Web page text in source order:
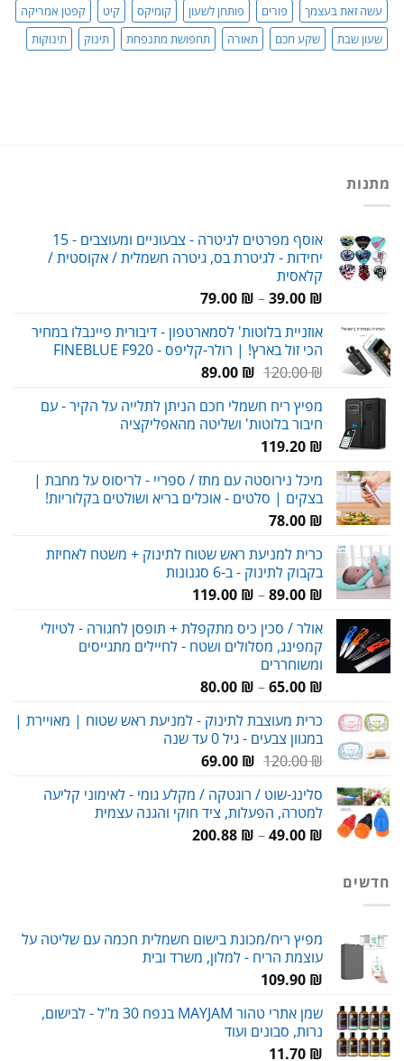
עשה זאת בעצמך
פורים פותחן לשעון קומיקס קיט
קפטן אמריקה
שעון שבת
שקע חכם תאורה תחפושת מתנפחת תינוק תינוקות
מתנות
אוסף מפרטים לגיטרה - צבעוניים ומעוצבים - 15
יחידות - לגיטרת בס, גיטרה חשמלית / אקוסטית /
קלאסית
39.00 ₪
–
79.00 ₪
טווח
עד
אוזניית בלוטות' לסמארטפון - דיבורית פיינבלו במחיר
הכי זול בארץ! | רולר-קליפס - FINEBLUE F920
120.00₪
המחיר
היה:
120.00 ₪.
89.00 ₪
המחיר
הוא:
89.00 ₪.
מפיץ ריח חשמלי חכם הניתן לתלייה על הקיר - עם
חיבור בלוטות' ושליטה מהאפליקציה
119.20 ₪
מיכל נירוסטה עם מתז / ספריי - לריסוס על מחבת |
בצקים | סלטים - אוכלים בריא ושולטים בקלוריות!
78.00 ₪
כרית למניעת ראש שטוח לתינוק + משטח לאחיזת
בקבוק לתינוק - ב-6 סגנונות
89.00 ₪
–
119.00 ₪
עד
אולר / סכין כיס מתקפלת + תופסן לחגורה - לטיולי
קמפינג, מסלולים ושטח - לחיילים מתגייסים
ומשוחררים
65.00 ₪
–
80.00 ₪
טווח
עד
כרית מעוצבת לתינוק - למניעת ראש שטוח | מאויירת |
במגוון צבעים - גיל 0 עד שנה
120.00₪
המחיר
היה:
120.00 ₪.
69.00 ₪
המחיר
הוא:
69.00 ₪.
סלינג-שוט / רוגטקה / מקלע גומי - לאימוני קליעה
למטרה, הפעלות, ציד חוקי והגנה עצמית
49.00 ₪
–
200.88 ₪
טווח
חדשים
מפיץ ריח/מכונת בישום חשמלית חכמה עם שליטה על
עוצמת הריח - למלון, משרד ובית
109.90 ₪
שמן אתרי טהור MAYJAM בנפח 30 מ"ל - לבישום,
נרות, סבונים ועוד
11.70 ₪